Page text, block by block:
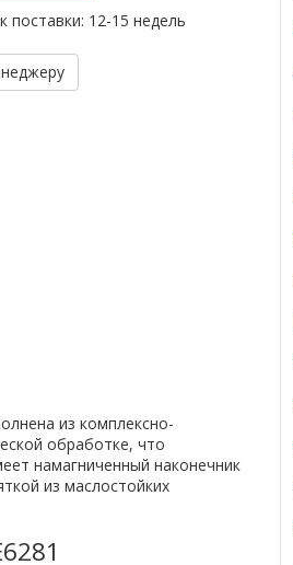
поставки: 12-15 недель
из комплексно-
обработке, что
намагниченный наконечник
из маслостойких